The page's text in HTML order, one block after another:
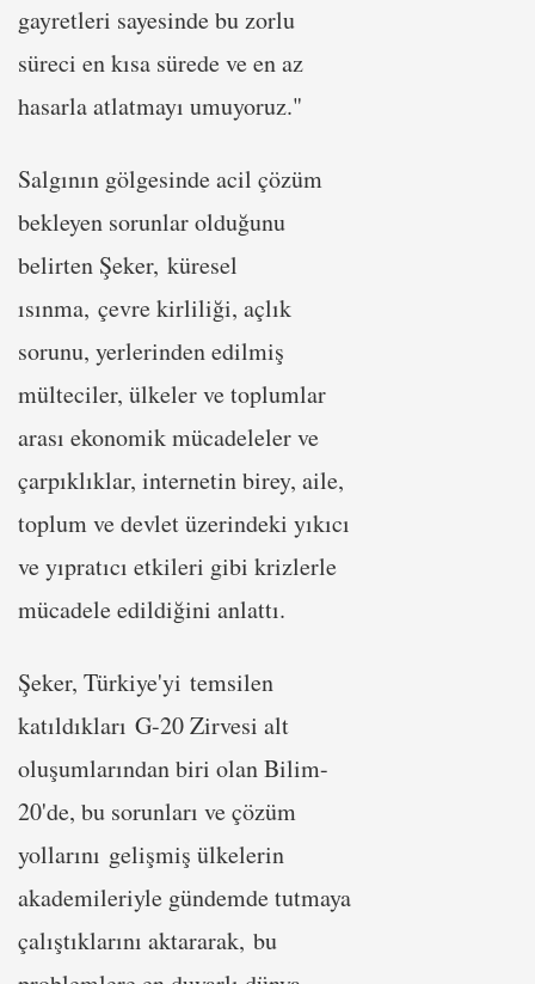
gayretleri sayesinde bu zorlu
süreci en kısa sürede ve en az
hasarla atlatmayı umuyoruz."
Salgının gölgesinde acil çözüm
bekleyen sorunlar olduğunu
belirten Şeker, küresel
ısınma, çevre kirliliği, açlık
sorunu, yerlerinden edilmiş
mülteciler, ülkeler ve toplumlar
arası ekonomik mücadeleler ve
çarpıklıklar, internetin birey, aile,
toplum ve devlet üzerindeki yıkıcı
ve yıpratıcı etkileri gibi krizlerle
mücadele edildiğini anlattı.
Şeker, Türkiye'yi temsilen
katıldıkları G-20 Zirvesi alt
oluşumlarından biri olan Bilim-
20'de, bu sorunları ve çözüm
yollarını gelişmiş ülkelerin
akademileriyle gündemde tutmaya
çalıştıklarını aktararak, bu